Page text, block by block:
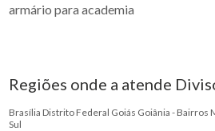
armário para academia
Regiões onde a atende
Brasília Distrito Federal Goiás Goiânia - Bairros
Sul